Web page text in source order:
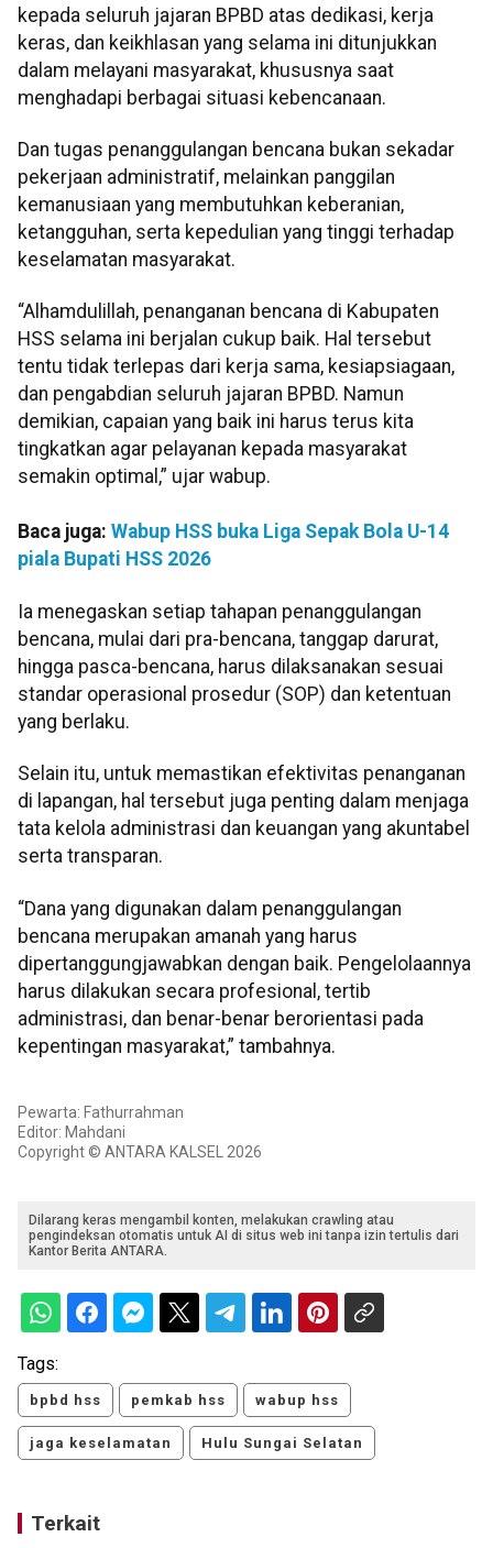
kepada seluruh jajaran BPBD atas dedikasi, kerja
keras, dan keikhlasan yang selama ini ditunjukkan
dalam melayani masyarakat, khususnya saat
menghadapi berbagai situasi kebencanaan.
Dan tugas penanggulangan bencana bukan sekadar
pekerjaan administratif, melainkan panggilan
kemanusiaan yang membutuhkan keberanian,
ketangguhan, serta kepedulian yang tinggi terhadap
keselamatan masyarakat.
“Alhamdulillah, penanganan bencana di Kabupaten
HSS selama ini berjalan cukup baik. Hal tersebut
tentu tidak terlepas dari kerja sama, kesiapsiagaan,
dan pengabdian seluruh jajaran BPBD. Namun
demikian, capaian yang baik ini harus terus kita
tingkatkan agar pelayanan kepada masyarakat
semakin optimal,” ujar wabup.
Baca juga: Wabup HSS buka Liga Sepak Bola U-14
piala Bupati HSS 2026
Ia menegaskan setiap tahapan penanggulangan
bencana, mulai dari pra-bencana, tanggap darurat,
hingga pasca-bencana, harus dilaksanakan sesuai
standar operasional prosedur (SOP) dan ketentuan
yang berlaku.
Selain itu, untuk memastikan efektivitas penanganan
di lapangan, hal tersebut juga penting dalam menjaga
tata kelola administrasi dan keuangan yang akuntabel
serta transparan.
“Dana yang digunakan dalam penanggulangan
bencana merupakan amanah yang harus
dipertanggungjawabkan dengan baik. Pengelolaannya
harus dilakukan secara profesional, tertib
administrasi, dan benar-benar berorientasi pada
kepentingan masyarakat,” tambahnya.
Pewarta: Fathurrahman
Editor: Mahdani
Copyright © ANTARA KALSEL 2026
Dilarang keras mengambil konten, melakukan crawling atau
pengindeksan otomatis untuk AI di situs web ini tanpa izin tertulis dari
Kantor Berita ANTARA.
Tags:
bpbd hss pemkab hss wabup hss
jaga keselamatan Hulu Sungai Selatan
Terkait